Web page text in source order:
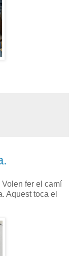
fer el camí
Aquest toca el